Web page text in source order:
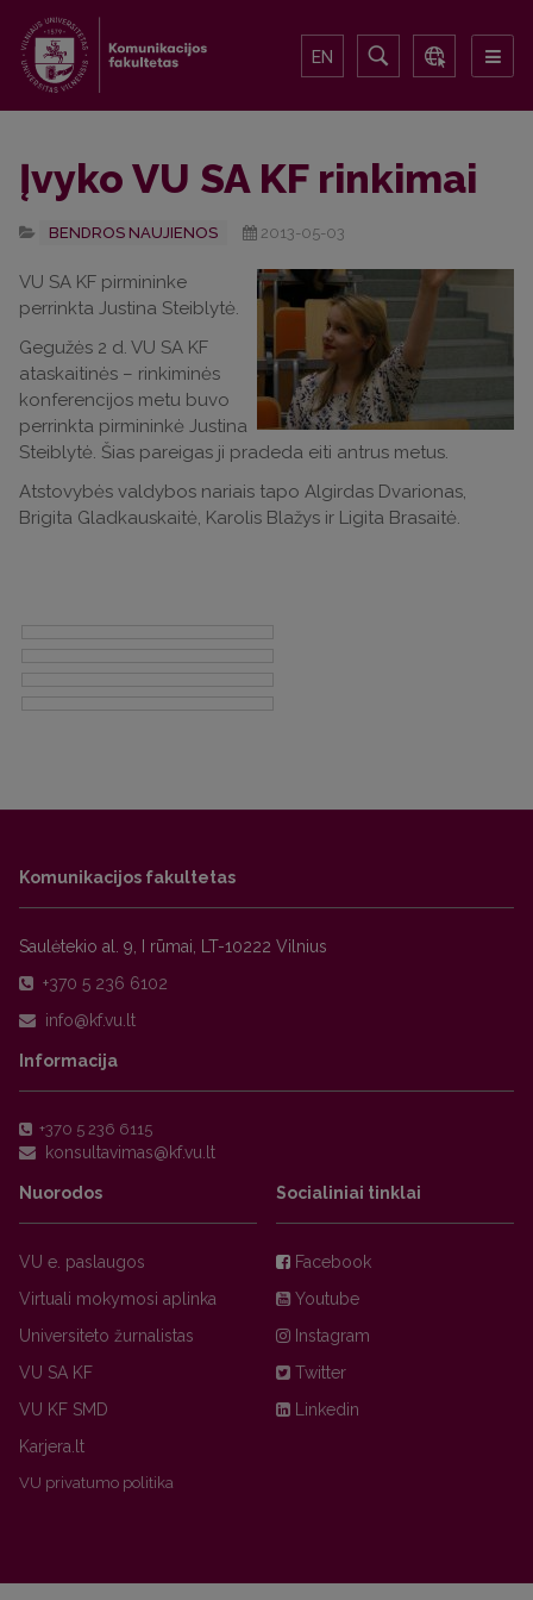
EN
Įvyko VU SA KF rinkimai
BENDROS NAUJIENOS 2013-05-03
VU SA KF pirmininke
perrinkta Justina Steiblytė.
Gegužės 2 d. VU SA KF
ataskaitinės – rinkiminės
konferencijos metu buvo
perrinkta pirmininkė Justina
Steiblytė. Šias pareigas ji pradeda eiti antrus metus.
Atstovybės valdybos nariais tapo Algirdas Dvarionas,
Brigita Gladkauskaitė, Karolis Blažys ir Ligita Brasaitė.
Komunikacijos fakultetas
Saulėtekio al. 9, I rūmai, LT-10222 Vilnius
+370 5 236 6102
Informacija
+370 5 236 6115
Nuorodos
VU e. paslaugos
Virtuali mokymosi aplinka
Universiteto žurnalistas
VU SA KF
VU KF SMD
Karjera.lt
VU privatumo politika
Socialiniai tinklai
Facebook
Youtube
Instagram
Twitter
Linkedin